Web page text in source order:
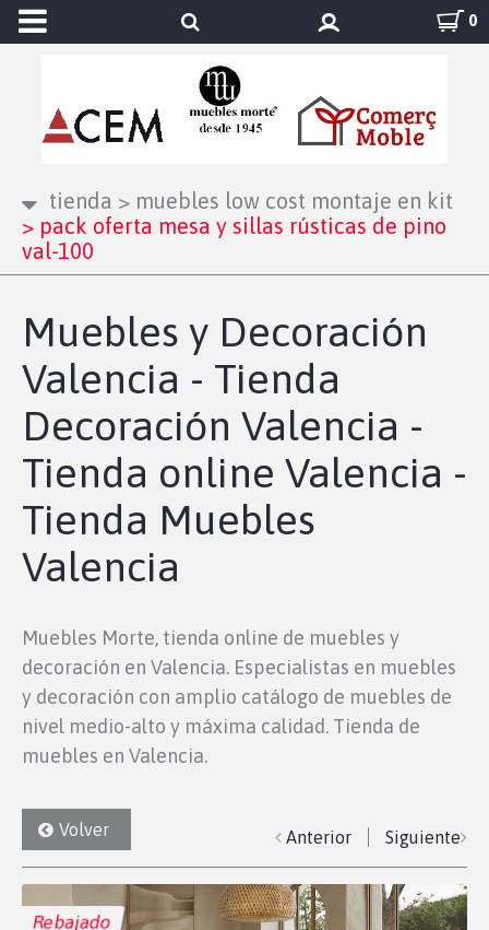
0
tienda > muebles low cost montaje en kit
> pack oferta mesa y sillas rústicas de pino
val-100
Muebles y Decoración
Valencia - Tienda
Decoración Valencia -
Tienda online Valencia -
Tienda Muebles
Valencia
Muebles Morte, tienda online de muebles y
decoración en Valencia. Especialistas en muebles
y decoración con amplio catálogo de muebles de
nivel medio-alto y máxima calidad. Tienda de
muebles en Valencia.
Volver Anterior Siguiente
Rebajado